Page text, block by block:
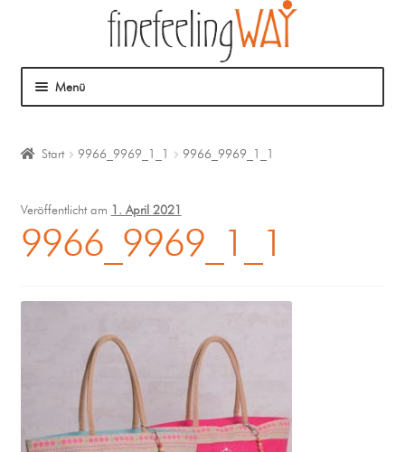
Menü
Coaching
Start 9966_9969_1_1 9966_9969_1_1
Veröffentlicht am 1. April 2021
9966_9969_1_1